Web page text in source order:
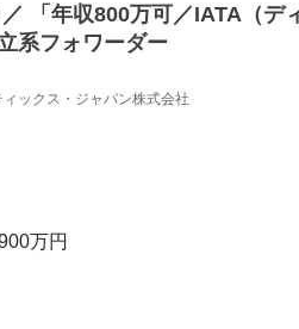
「年収800万可／IATA（デ
系フォワーダー
ックス・ジャパン株式会社
万円